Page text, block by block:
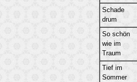
Schade
drum
So schön
wie im
Traum
Tief im
Sommer